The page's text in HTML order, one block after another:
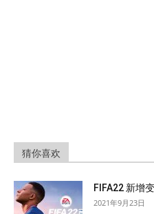
猜你喜欢
FIFA22 新增
2021年9月23日